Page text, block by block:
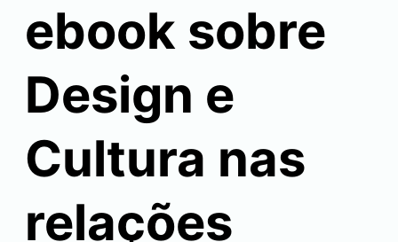
ebook sobre
Design e
Cultura nas
relações